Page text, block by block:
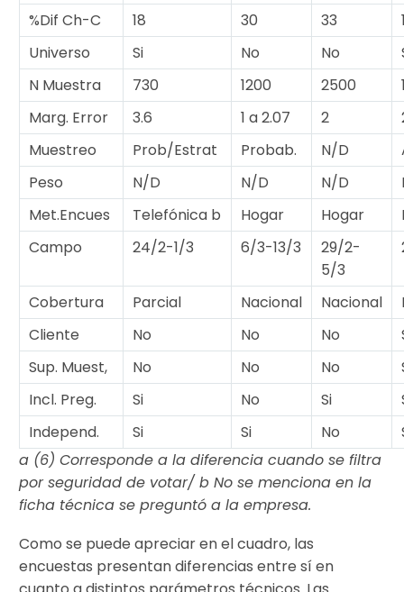
%Dif Ch-C
18 30 33
Universo
Si No No
N Muestra
730 1200 2500
Marg. Error
3.6 1 a 2.07 2
Muestreo
Prob/Estrat Probab. N/D
Peso
N/D N/D N/D
Met.Encues
Telefónica b Hogar Hogar
Campo
24/2-1/3 6/3-13/3
29/2-
5/3
Cobertura Parcial Nacional Nacional
Cliente
No No No
Sup. Muest,
No No No
Incl. Preg.
Si No Si
Independ.
Si Si No
a (6) Corresponde a la diferencia cuando se filtra
por seguridad de votar/ b No se menciona en la
ficha técnica se preguntó a la empresa.
Como se puede apreciar en el cuadro, las
encuestas presentan diferencias entre sí en